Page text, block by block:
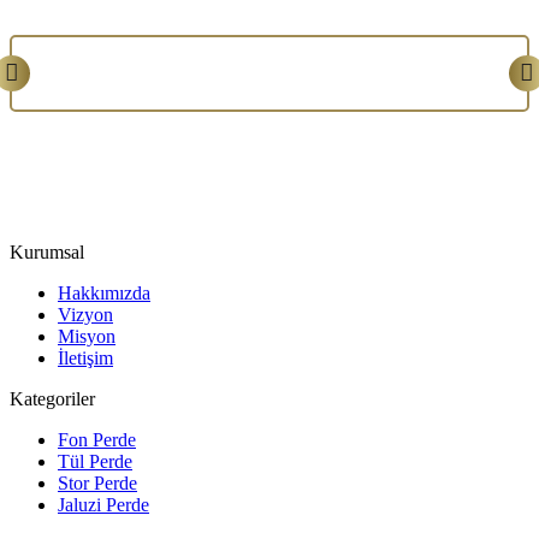
Kurumsal
Hakkımızda
Vizyon
Misyon
İletişim
Kategoriler
Fon Perde
Tül Perde
Stor Perde
Jaluzi Perde